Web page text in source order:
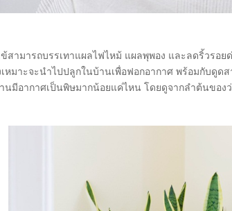
ข้สามารถบรรเทาแผลไฟไหม้ แผลพุพอง และลดริ้วรอ
หมาะจะนำไปปลูกในบ้านเพื่อฟอกอากาศ พร้อมกับดูด
มีอากาศเป็นพิษมากน้อยแค่ไหน โดยดูจากลำต้นของ